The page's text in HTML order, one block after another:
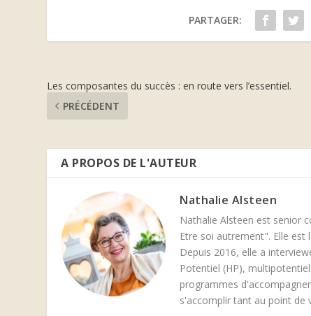
PARTAGER:
Les composantes du succès : en route vers l’essentiel.
PRÉCÉDENT
A PROPOS DE L'AUTEUR
Nathalie Alsteen
Nathalie Alsteen est senior
Etre soi autrement". Elle
Depuis 2016, elle a
Potentiel (HP),
programmes
s'accomplir tant au point de